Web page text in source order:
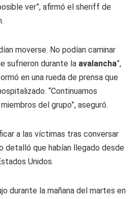
ver”, afirmó el sheriff de
moverse. No podían caminar
sufrieron durante la avalancha”,
en una rueda de prensa que
“Continuamos
del grupo”, aseguró.
a las víctimas tras conversar
detalló que habían llegado desde
Unidos.
durante la mañana del martes en